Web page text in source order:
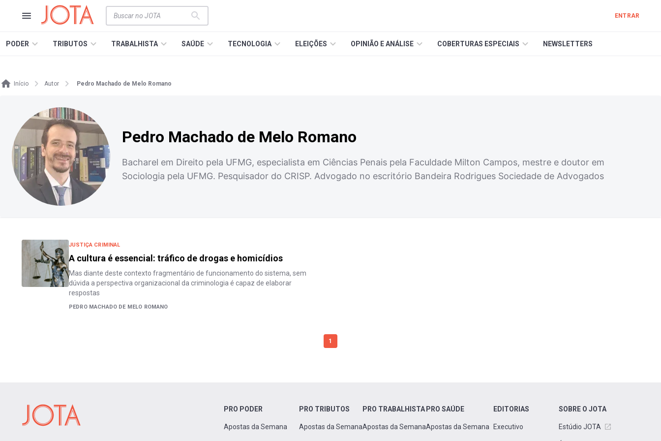
ENTRAR
PODER TRIBUTOS TRABALHISTA SAÚDE TECNOLOGIA ELEIÇÕES OPINIÃO E ANÁLISE COBERTURAS ESPECIAIS NEWSLETTERS
Início Autor Pedro Machado de Melo Romano
Pedro Machado de Melo Romano
Bacharel em Direito pela UFMG, especialista em Ciências Penais pela Faculdade Milton Campos, mestre e doutor em
Sociologia pela UFMG. Pesquisador do CRISP. Advogado no escritório Bandeira Rodrigues Sociedade de Advogados
JUSTIÇA CRIMINAL
A cultura é essencial: tráfico de drogas e homicídios
Mas diante deste contexto fragmentário de funcionamento do sistema, sem
dúvida a perspectiva organizacional da criminologia é capaz de elaborar
respostas
PEDRO MACHADO DE MELO ROMANO
1
PRO PODER
Apostas da Semana
PRO TRIBUTOS
Apostas da Semana
PRO TRABALHISTA
Apostas da Semana
PRO SAÚDE
Apostas da Semana
EDITORIAS
Executivo
SOBRE O JOTA
Estúdio JOTA